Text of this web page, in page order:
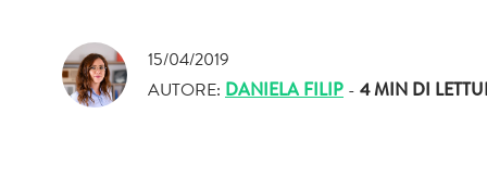
15/04/2019
AUTORE: DANIELA FILIP - 4 MIN DI